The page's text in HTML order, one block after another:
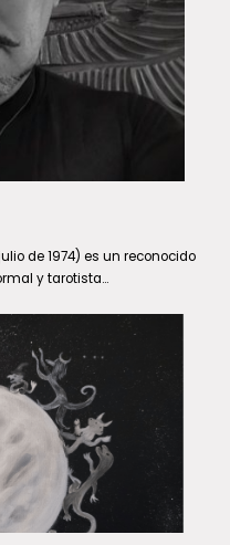
entre
podrían llegar a
y moderado impactará a
9 y...
aumento en las
de Salud, en la Semana
para convertir al
alternativa
durante los últimos días al
Gobernador...